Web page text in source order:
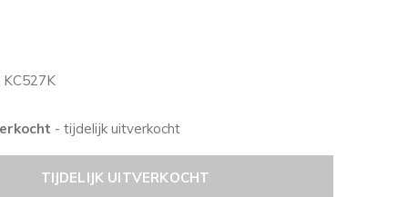
KC527K
- tijdelijk uitverkocht
TIJDELIJK UITVERKOCHT